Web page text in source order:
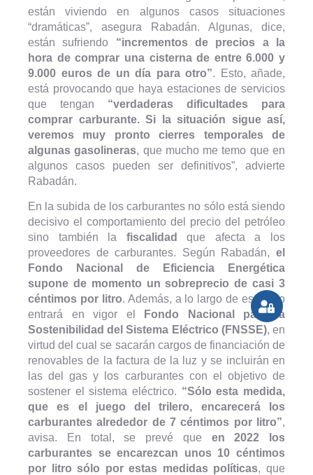
están viviendo en algunos casos situaciones
“dramáticas”, asegura Rabadán. Algunas, dice,
están sufriendo “incrementos de precios a la
hora de comprar una cisterna de entre 6.000 y
9.000 euros de un día para otro”. Esto, añade,
está provocando que haya estaciones de servicios
que tengan “verdaderas dificultades para
comprar carburante. Si la situación sigue así,
veremos muy pronto cierres temporales de
algunas gasolineras, que mucho me temo que en
algunos casos pueden ser definitivos”, advierte
Rabadán.
En la subida de los carburantes no sólo está siendo
decisivo el comportamiento del precio del petróleo
sino también la fiscalidadque afecta a los
proveedores de carburantes. Según Rabadán, el
Fondo Nacional de Eficiencia Energética
supone de momento un sobreprecio de casi 3
céntimos por litro. Además, a lo largo de este año
entrará en vigor el
Fondo Nacional para la
Sostenibilidad del Sistema Eléctrico (FNSSE), en
virtud del cual se sacarán cargos de financiación de
renovables de la factura de la luz y se incluirán en
las del gas y los carburantes con el objetivo de
sostener el sistema eléctrico. “Sólo esta medida,
que es el juego del trilero, encarecerá los
carburantes alrededor de 7 céntimos por litro”,
avisa. En total, se prevé que en 2022 los
carburantes se encarezcan unos 10 céntimos
por litro sólo por estas medidas políticas, que